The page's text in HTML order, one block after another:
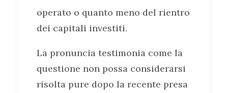
operato o quanto meno del rientro
dei capitali investiti.
La pronuncia testimonia come la
questione non possa considerarsi
risolta pure dopo la recente presa